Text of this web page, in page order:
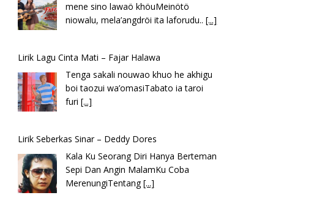
mene sino lawaö khöuMeinötö
niowalu, mela’angdröi ita laforudu..[...]
Lirik Lagu Cinta Mati – Fajar Halawa
Tenga sakali nouwao khuo he akhigu
boi taozui wa’omasiTabato ia taroi
furi[...]
Lirik Seberkas Sinar – Deddy Dores
Kala Ku Seorang Diri Hanya Berteman
Sepi Dan Angin MalamKu Coba
MerenungiTentang[...]